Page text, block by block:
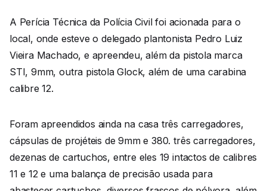
A Perícia Técnica da Polícia Civil foi acionada para o
local, onde esteve o delegado plantonista Pedro Luiz
Vieira Machado, e apreendeu, além da pistola marca
STI, 9mm, outra pistola Glock, além de uma carabina
calibre 12.
Foram apreendidos ainda na casa três carregadores,
cápsulas de projéteis de 9mm e 380. três carregadores,
dezenas de cartuchos, entre eles 19 intactos de calibres
11 e 12 e uma balança de precisão usada para